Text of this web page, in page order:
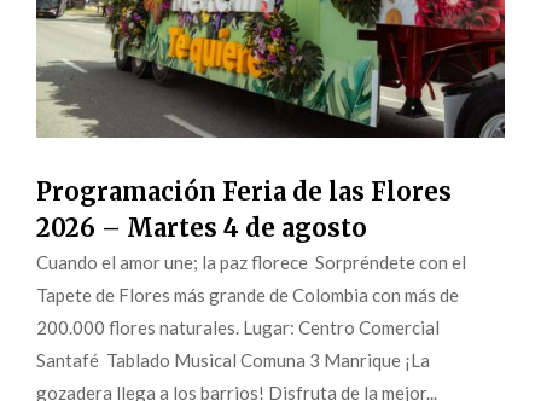
Programación Feria de las Flores
2026 – Martes 4 de agosto
Cuando el amor une; la paz florece Sorpréndete con el
Tapete de Flores más grande de Colombia con más de
200.000 flores naturales. Lugar: Centro Comercial
Santafé Tablado Musical Comuna 3 Manrique ¡La
gozadera llega a los barrios! Disfruta de la mejor...